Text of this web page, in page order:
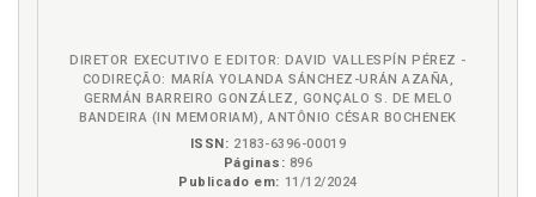
Rita de Cássia Lopes da Silva
Roberto Carlos Alves de Oliveira Júnior
Robervani Pierin do Prado
Rodrigo da Guia Silva
DIRETOR EXECUTIVO E EDITOR: DAVID VALLESPÍN PÉREZ -
CODIREÇÃO: MARÍA YOLANDA SÁNCHEZ-URÁN AZAÑA,
GERMÁN BARREIRO GONZÁLEZ, GONÇALO S. DE MELO
BANDEIRA (IN MEMORIAM), ANTÔNIO CÉSAR BOCHENEK
ISSN: 2183-6396-00019
Páginas: 896
Publicado em: 11/12/2024